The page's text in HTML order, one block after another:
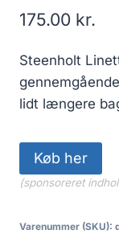
175.00 kr.
Steenholt
lidt længere
Køb her
(sponsoreret
Varenummer (SKU):